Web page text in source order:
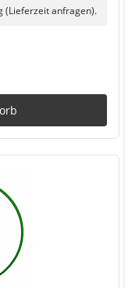
(Lieferzeit anfragen).